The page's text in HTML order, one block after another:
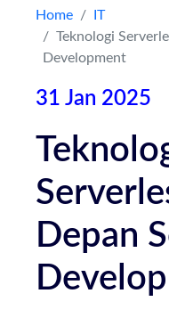
Home
IT
Teknologi
Development
31 Jan 2025
Depan